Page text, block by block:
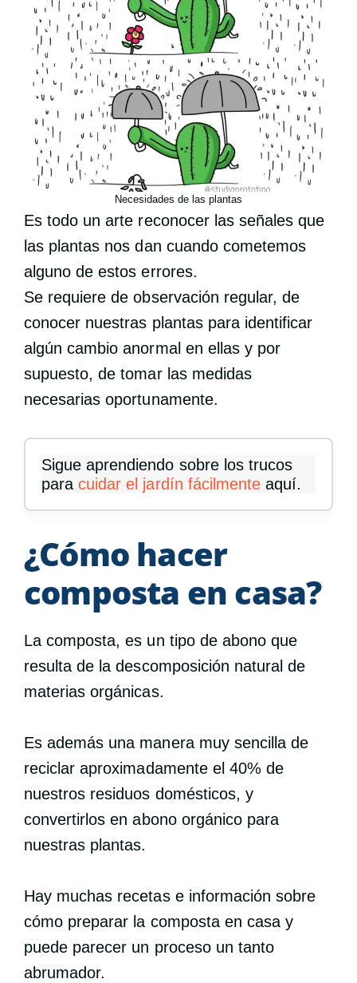
Necesidades de las plantas
Es todo un arte reconocer las señales que
las plantas nos dan cuando cometemos
alguno de estos errores.
Se requiere de observación regular, de
conocer nuestras plantas para identificar
algún cambio anormal en ellas y por
supuesto, de tomar las medidas
necesarias oportunamente.
Sigue aprendiendo sobre los trucos
paracuidar el jardín fácilmenteaquí.
¿Cómo hacer
composta en casa?
La composta, es un tipo de abono que
resulta de la descomposición natural de
materias orgánicas.
Es además una manera muy sencilla de
reciclar aproximadamente el 40% de
nuestros residuos domésticos, y
convertirlos en abono orgánico para
nuestras plantas.
Hay muchas recetas e información sobre
cómo preparar la composta en casa y
puede parecer un proceso un tanto
abrumador.